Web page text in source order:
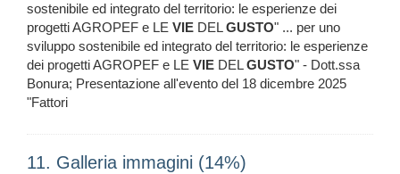
sostenibile ed integrato del territorio: le esperienze dei
progetti AGROPEF e LE VIE DELGUSTO" ... per uno
sviluppo sostenibile ed integrato del territorio: le esperienze
dei progetti AGROPEF e LE VIE DELGUSTO" - Dott.ssa
Bonura; Presentazione all'evento del 18 dicembre 2025
"Fattori
11. Galleria immagini (14%)